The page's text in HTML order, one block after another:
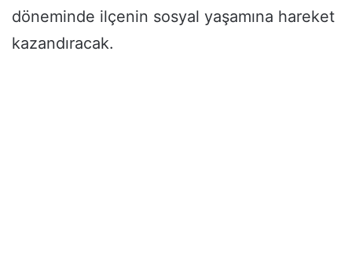
döneminde ilçenin sosyal yaşamına hareket
kazandıracak.